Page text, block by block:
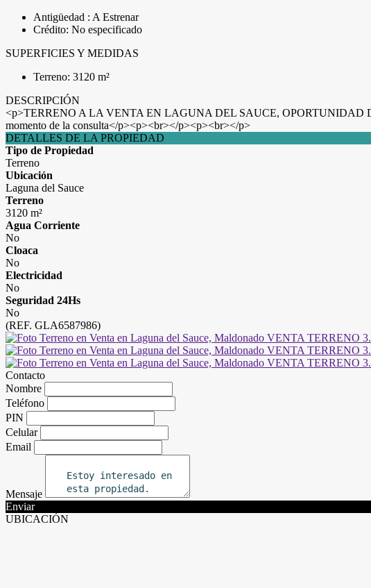
Antigüedad : A Estrenar
Crédito: No especificado
SUPERFICIES Y MEDIDAS
Terreno: 3120 m²
DESCRIPCIÓN
<p>TERRENO A LA VENTA EN LAGUNA DEL SAUCE, OPORTUNIDAD
momento de la consulta</p><p><br></p><p><br></p>
DETALLES DE LA PROPIEDAD
Tipo de Propiedad
Terreno
Ubicación
Laguna del Sauce
Terreno
3120 m²
Agua Corriente
No
Cloaca
No
Electricidad
No
Seguridad 24Hs
No
(REF. GLA6587986)
Contacto
Nombre
Teléfono
PIN
Celular
Email
Mensaje
Enviar
UBICACIÓN